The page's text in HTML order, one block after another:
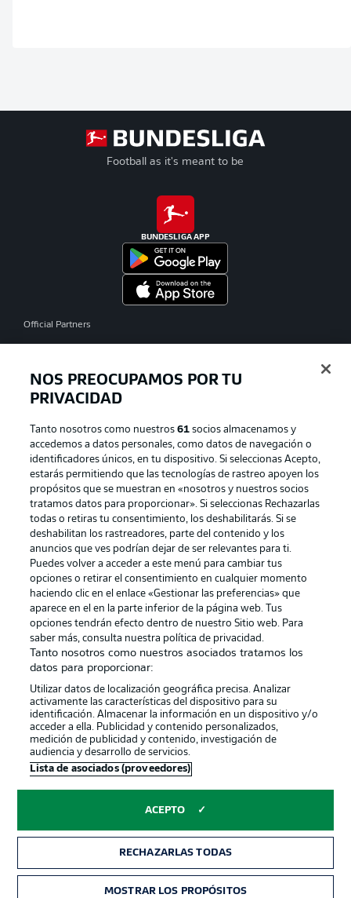
Football as it's meant to be
BUNDESLIGA APP
Official Partners
Publicidad Aviso legal
Gestionar las preferencias Declaracion de privacidad
Canales Trabajos
Jugadores Condiciones de uso
Sello Editorial Contacto
© 2026 Bundesliga-Gruppe GmbH
Elegir idioma
Modo
NOS PREOCUPAMOS POR TU
PRIVACIDAD
Tanto nosotros como nuestros61 socios almacenamos y
accedemos a datos personales, como datos de navegación o
identificadores únicos, en tu dispositivo. Si seleccionas Acepto,
estarás permitiendo que las tecnologías de rastreo apoyen los
propósitos que se muestran en «nosotros y nuestros socios
tratamos datos para proporcionar». Si seleccionas Rechazarlas
todas o retiras tu consentimiento, los deshabilitarás. Si se
deshabilitan los rastreadores, parte del contenido y los
anuncios que ves podrían dejar de ser relevantes para ti.
Puedes volver a acceder a este menú para cambiar tus
opciones o retirar el consentimiento en cualquier momento
haciendo clic en el enlace «Gestionar las preferencias» que
aparece en el en la parte inferior de la página web. Tus
opciones tendrán efecto dentro de nuestro Sitio web. Para
saber más, consulta nuestra política de privacidad.
Tanto nosotros como nuestros asociados tratamos los
datos para proporcionar:
Utilizar datos de localización geográfica precisa. Analizar
activamente las características del dispositivo para su
identificación. Almacenar la información en un dispositivo y/o
acceder a ella. Publicidad y contenido personalizados,
medición de publicidad y contenido, investigación de
audiencia y desarrollo de servicios.
Lista de asociados (proveedores)
ACEPTO
RECHAZARLAS TODAS
MOSTRAR LOS PROPÓSITOS